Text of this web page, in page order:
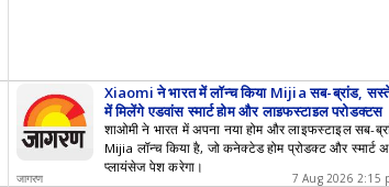
Xiaomi ने भारत में लॉन्च किया Mijia सब-ब्रांड,
में मिलेंगे एडवांस स्मार्ट होम और लाइफस्टाइल प्रोडक्ट्स
शाओमी ने भारत में अपना नया होम और लाइफस्टाइल सब-
Mijia लॉन्च किया है, जो कनेक्टेड होम प्रोडक्ट और स्मार्ट अ
प्लायंसेज पेश करेगा।
जागरण 7 Aug 2026 2:15